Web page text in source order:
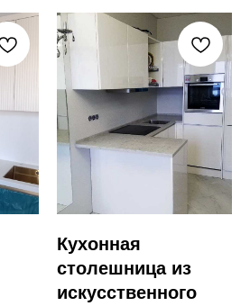
Кухонная
столешница из
искусственного